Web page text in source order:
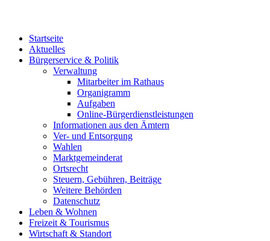
Startseite
Aktuelles
Bürgerservice & Politik
Verwaltung
Mitarbeiter im Rathaus
Organigramm
Aufgaben
Online-Bürgerdienstleistungen
Informationen aus den Ämtern
Ver- und Entsorgung
Wahlen
Marktgemeinderat
Ortsrecht
Steuern, Gebühren, Beiträge
Weitere Behörden
Datenschutz
Leben & Wohnen
Freizeit & Tourismus
Wirtschaft & Standort